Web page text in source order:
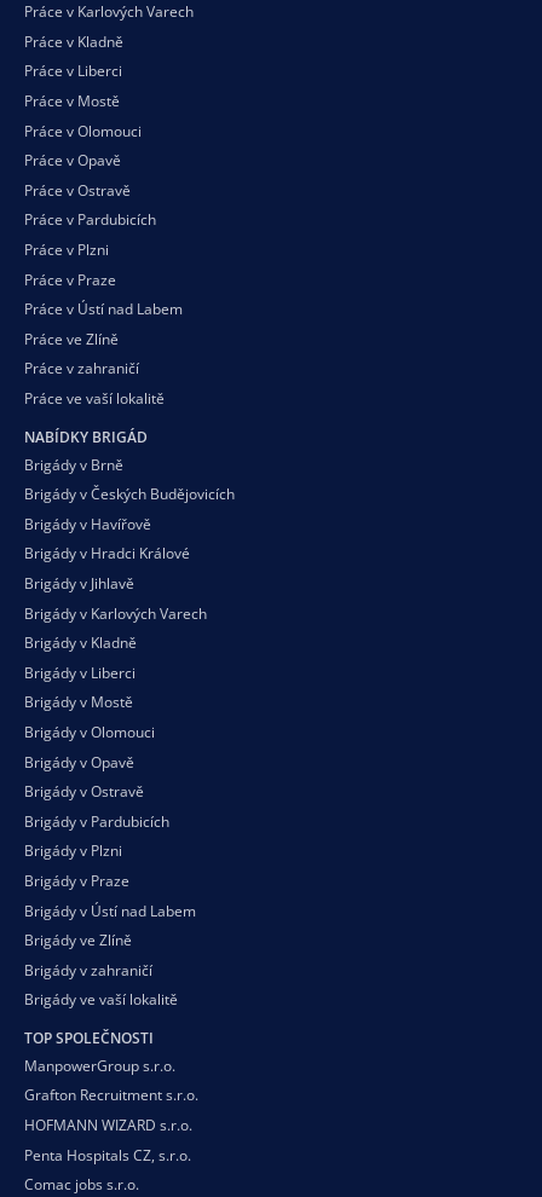
Práce v Karlových Varech
Práce v Kladně
Práce v Liberci
Práce v Mostě
Práce v Olomouci
Práce v Opavě
Práce v Ostravě
Práce v Pardubicích
Práce v Plzni
Práce v Praze
Práce v Ústí nad Labem
Práce ve Zlíně
Práce v zahraničí
Práce ve vaší lokalitě
NABÍDKY BRIGÁD
Brigády v Brně
Brigády v Českých Budějovicích
Brigády v Havířově
Brigády v Hradci Králové
Brigády v Jihlavě
Brigády v Karlových Varech
Brigády v Kladně
Brigády v Liberci
Brigády v Mostě
Brigády v Olomouci
Brigády v Opavě
Brigády v Ostravě
Brigády v Pardubicích
Brigády v Plzni
Brigády v Praze
Brigády v Ústí nad Labem
Brigády ve Zlíně
Brigády v zahraničí
Brigády ve vaší lokalitě
TOP SPOLEČNOSTI
ManpowerGroup s.r.o.
Grafton Recruitment s.r.o.
HOFMANN WIZARD s.r.o.
Penta Hospitals CZ, s.r.o.
Comac jobs s.r.o.